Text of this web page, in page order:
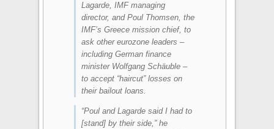
Lagarde, IMF managing
director, and Poul Thomsen, the
IMF’s Greece mission chief, to
ask other eurozone leaders –
including German finance
minister Wolfgang Schäuble –
to accept “haircut” losses on
their bailout loans.
“Poul and Lagarde said I had to
[stand] by their side,” he